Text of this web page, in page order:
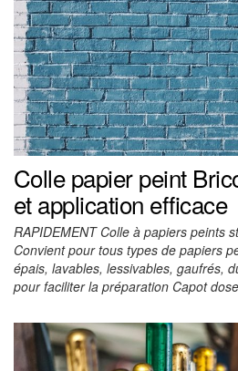
Colle papier peint
et application efficace
RAPIDEMENT Colle à papiers peints
Convient pour tous types de papiers
épais, lavables, lessivables, gaufrés,
pour faciliter la préparation Capot